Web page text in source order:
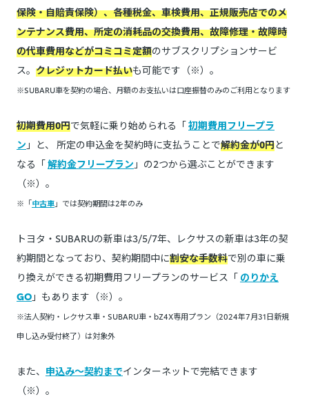
保険・自賠責保険）、各種税金、車検費用、正規販売店でのメ
ンテナンス費用、所定の消耗品の交換費用、故障修理・故障時
の代車費用などがコミコミ定額のサブスクリプションサービ
ス。 クレジットカード払いも可能です（※）。
※SUBARU車を契約の場合、月額のお支払いは口座振替のみのご利用となります
初期費用0円で気軽に乗り始められる「初期費用フリープラ
ン 」と、 所定の申込金を契約時に支払うことで解約金が0円と
なる「解約金フリープラン 」の2つから選ぶことができます
（※）。
※「中古車」では契約期間は2年のみ
トヨタ・SUBARUの新車は3/5/7年、レクサスの新車は3年の契
約期間となっており、契約期間中に割安な手数料で別の車に乗
り換えができる初期費用フリープランのサービス「 のりかえ
GO 」もあります（※）。
※法人契約・レクサス車・SUBARU車・bZ4X専用プラン（2024年7月31日新規
申し込み受付終了）は対象外
また、 申込み～契約までインターネットで完結できます
（※）。